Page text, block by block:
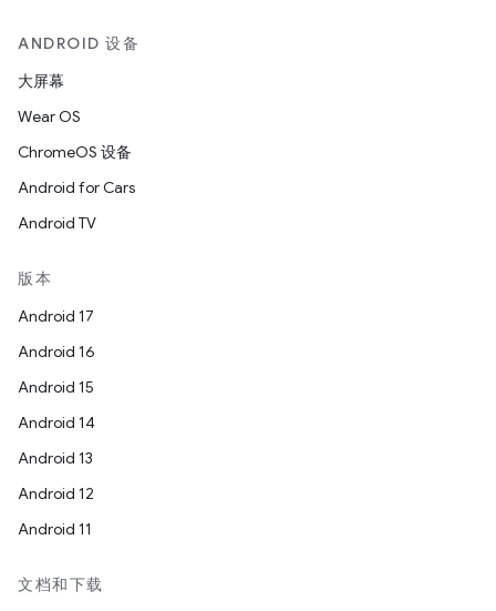
ANDROID 设备
大屏幕
Wear OS
ChromeOS 设备
Android for Cars
Android TV
版本
Android 17
Android 16
Android 15
Android 14
Android 13
Android 12
Android 11
文档和下载